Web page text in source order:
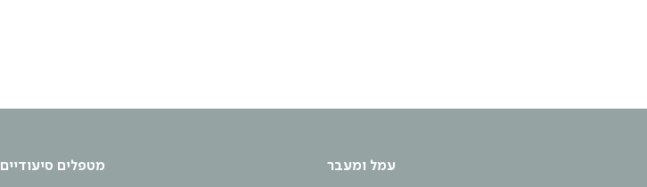
עמל ומעבר מטפלים סיעודיים